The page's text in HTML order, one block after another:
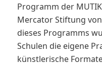
Programm der
Mercator Stiftung
dieses Programms
Schulen die eigene
künstlerische